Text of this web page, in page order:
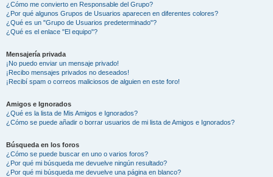
¿Cómo me convierto en Responsable del Grupo?
¿Por qué algunos Grupos de Usuarios aparecen en diferentes colores?
¿Qué es un "Grupo de Usuarios predeterminado"?
¿Qué es el enlace "El equipo"?
Mensajería privada
¡No puedo enviar un mensaje privado!
¡Recibo mensajes privados no deseados!
¡Recibí spam o correos maliciosos de alguien en este foro!
Amigos e Ignorados
¿Qué es la lista de Mis Amigos e Ignorados?
¿Cómo se puede añadir o borrar usuarios de mi lista de Amigos e Ignorados?
Búsqueda en los foros
¿Cómo se puede buscar en uno o varios foros?
¿Por qué mi búsqueda me devuelve ningún resultado?
¿Por qué mi búsqueda me devuelve una página en blanco?